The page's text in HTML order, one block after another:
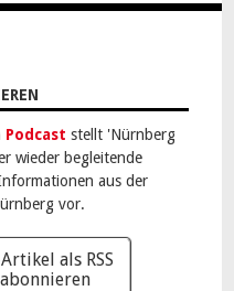
Podcast stellt 'Nürnberg
wieder begleitende
aus der
vor.
als RSS